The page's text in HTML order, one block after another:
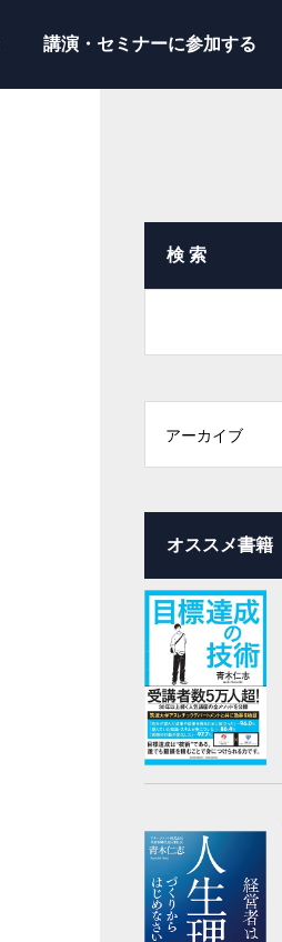
講演・セミナーに参加する
検 索
アーカイブ
オススメ書籍